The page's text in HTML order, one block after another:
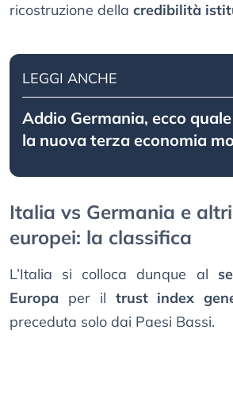
ricostruzione della credibilità
LEGGI ANCHE
Addio Germania, ecco
la nuova terza economia
Italia vs Germania e
europei: la classifica
L’Italia si colloca dunque al
Europa per il trust index
preceduta solo dai Paesi Bassi.